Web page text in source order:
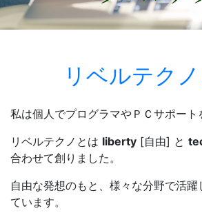
リベルテク
私は個人でプログラマやＰＣサポート
リベルテクノとは liberty [自由] と
合わせて創りました。
自由な発想のもと、様々な分野で活躍
ています。